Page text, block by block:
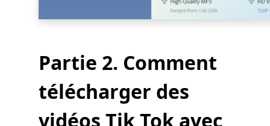
Partie 2. Comment
télécharger des
vidéos Tik Tok avec